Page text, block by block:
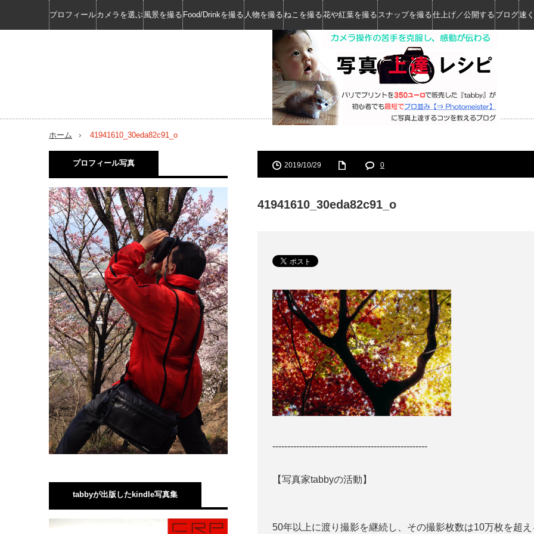
プロフィールカメラを選ぶ風景を撮る Food/Drinkを撮る 人物を撮るねこを撮る花や紅葉を撮る スナップを撮る仕上げ／公開する ブログ速
ホーム 41941610_30eda82c91_o
2019/10/29 0
41941610_30eda82c91_o
----------------------------------------------------
【写真家tabbyの活動】
50年以上に渡り撮影を継続し、その撮影枚数は10万枚を超
プロフィール写真
tabbyが出版したkindle写真集